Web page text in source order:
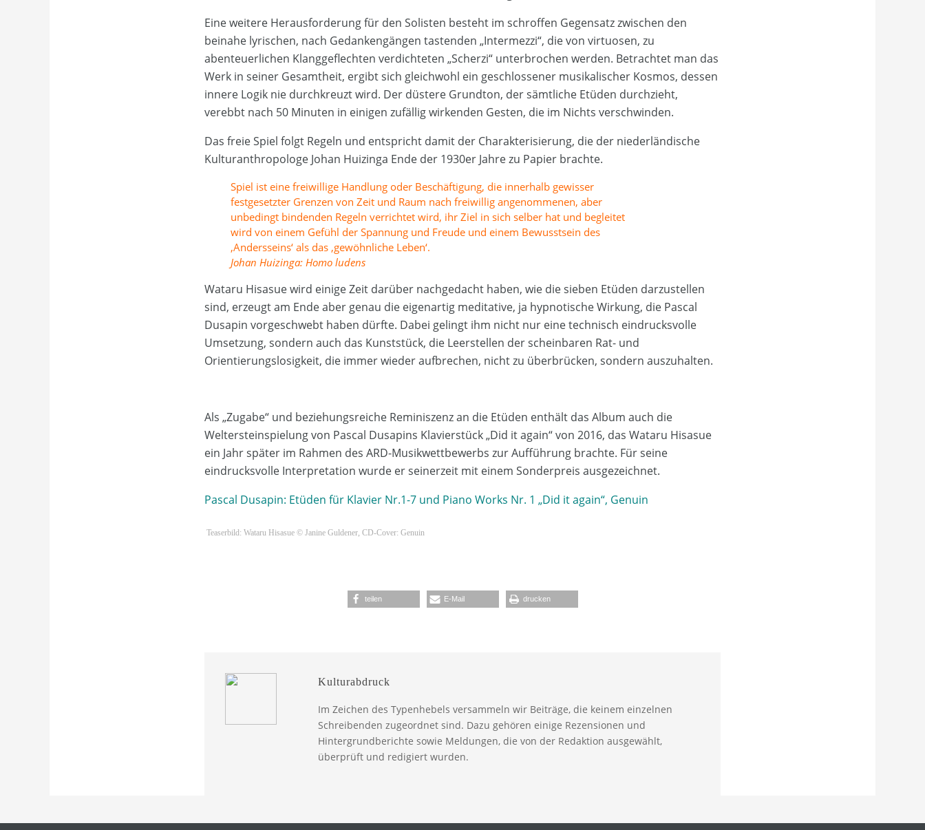
Eine weitere Herausforderung für den Solisten besteht im schroffen Gegensatz zwischen den
beinahe lyrischen, nach Gedankengängen tastenden „Intermezzi“, die von virtuosen, zu
abenteuerlichen Klanggeflechten verdichteten „Scherzi“ unterbrochen werden. Betrachtet man das
Werk in seiner Gesamtheit, ergibt sich gleichwohl ein geschlossener musikalischer Kosmos, dessen
innere Logik nie durchkreuzt wird. Der düstere Grundton, der sämtliche Etüden durchzieht,
verebbt nach 50 Minuten in einigen zufällig wirkenden Gesten, die im Nichts verschwinden.
Das freie Spiel folgt Regeln und entspricht damit der Charakterisierung, die der niederländische
Kulturanthropologe Johan Huizinga Ende der 1930er Jahre zu Papier brachte.
Spiel ist eine freiwillige Handlung oder Beschäftigung, die innerhalb gewisser
festgesetzter Grenzen von Zeit und Raum nach freiwillig angenommenen, aber
unbedingt bindenden Regeln verrichtet wird, ihr Ziel in sich selber hat und begleitet
wird von einem Gefühl der Spannung und Freude und einem Bewusstsein des
‚Andersseins‘ als das ‚gewöhnliche Leben‘.
Johan Huizinga: Homo ludens
Wataru Hisasue wird einige Zeit darüber nachgedacht haben, wie die sieben Etüden darzustellen
sind, erzeugt am Ende aber genau die eigenartig meditative, ja hypnotische Wirkung, die Pascal
Dusapin vorgeschwebt haben dürfte. Dabei gelingt ihm nicht nur eine technisch eindrucksvolle
Umsetzung, sondern auch das Kunststück, die Leerstellen der scheinbaren Rat- und
Orientierungslosigkeit, die immer wieder aufbrechen, nicht zu überbrücken, sondern auszuhalten.
Als „Zugabe“ und beziehungsreiche Reminiszenz an die Etüden enthält das Album auch die
Weltersteinspielung von Pascal Dusapins Klavierstück „Did it again“ von 2016, das Wataru Hisasue
ein Jahr später im Rahmen des ARD-Musikwettbewerbs zur Aufführung brachte. Für seine
eindrucksvolle Interpretation wurde er seinerzeit mit einem Sonderpreis ausgezeichnet.
Pascal Dusapin: Etüden für Klavier Nr.1-7 und Piano Works Nr. 1 „Did it again“, Genuin
Teaserbild: Wataru Hisasue © Janine Guldener, CD-Cover: Genuin
teilen E-Mail drucken
Kulturabdruck
Im Zeichen des Typenhebels versammeln wir Beiträge, die keinem einzelnen
Schreibenden zugeordnet sind. Dazu gehören einige Rezensionen und
Hintergrundberichte sowie Meldungen, die von der Redaktion ausgewählt,
überprüft und redigiert wurden.